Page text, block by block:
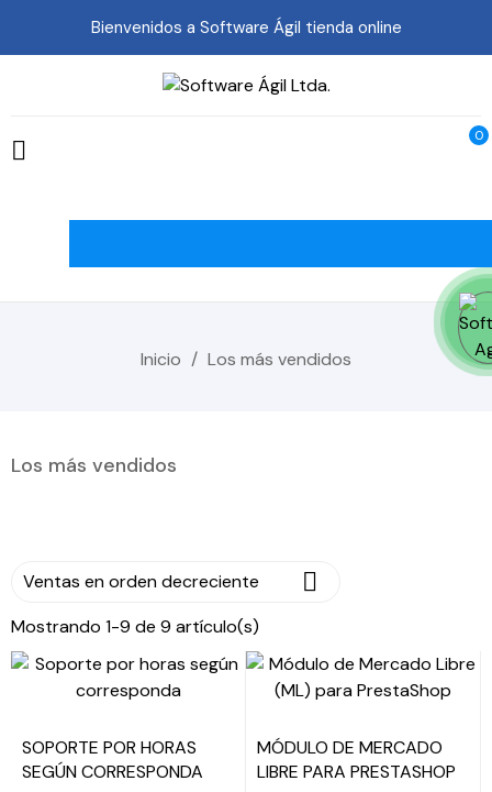
Bienvenidos a Software Ágil tienda online

0
Inicio Los más vendidos
Los más vendidos
Ventas en orden decreciente 
Mostrando 1-9 de 9 artículo(s)
SOPORTE POR HORAS
SEGÚN CORRESPONDA
MÓDULO DE MERCADO
LIBRE PARA PRESTASHOP